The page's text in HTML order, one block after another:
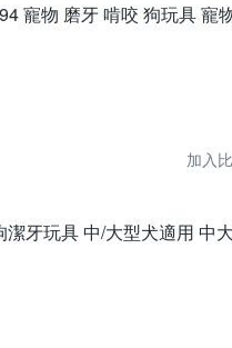
寵物 磨牙 啃咬 狗玩具 寵
加入
牙玩具 中/大型犬適用 中